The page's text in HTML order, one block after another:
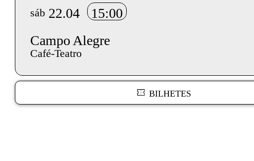
sáb 22.04
15:00
Campo Alegre
Café-Teatro
BILHETES